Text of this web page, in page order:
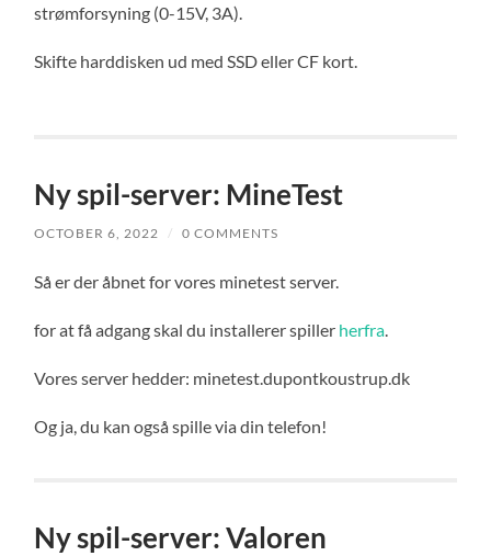
strømforsyning (0-15V, 3A).
Skifte harddisken ud med SSD eller CF kort.
Ny spil-server: MineTest
OCTOBER 6, 2022 / 0 COMMENTS
Så er der åbnet for vores minetest server.
for at få adgang skal du installerer spiller herfra
Vores server hedder: minetest.dupontkoustrup.dk
Og ja, du kan også spille via din telefon!
Ny spil-server: Valoren